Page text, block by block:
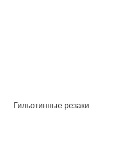
Гильотинные резаки